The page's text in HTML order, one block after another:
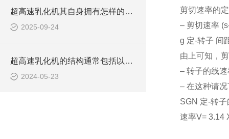
超高速乳化机其自身拥有怎样的功能呢？
2025-09-24
超高速乳化机的结构通常包括以下几个主要部分
2024-05-23
剪切速率的
– 剪切速率
g 定-转子 间
由上可知，
– 转子的线速
– 在这种请
SGN 定-转
速率V= 3.14